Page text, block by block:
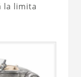
la limita